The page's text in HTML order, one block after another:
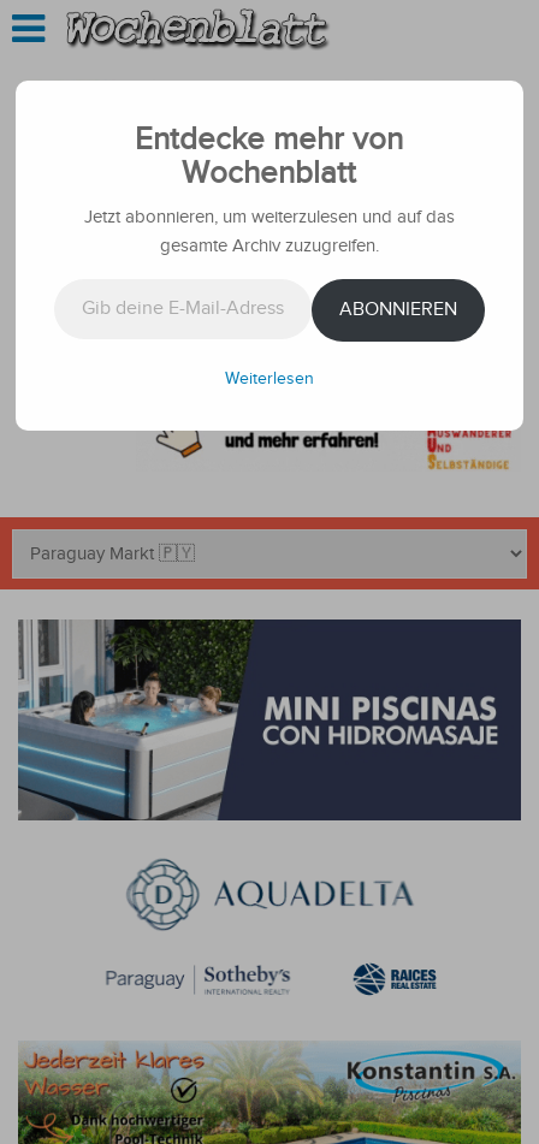
Entdecke mehr von
Wochenblatt
Jetzt abonnieren, um weiterzulesen und auf das
gesamte Archiv zuzugreifen.
ABONNIEREN
Weiterlesen